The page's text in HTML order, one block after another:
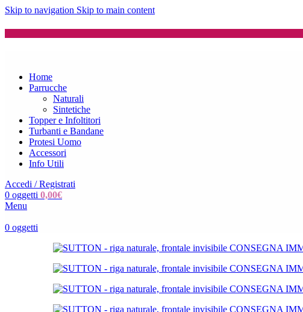
Skip to navigation Skip to main content
Home
Parrucche
Naturali
Sintetiche
Topper e Infoltitori
Turbanti e Bandane
Protesi Uomo
Accessori
Info Utili
Accedi / Registrati
0 oggetti 0,00€
Menu
0 oggetti